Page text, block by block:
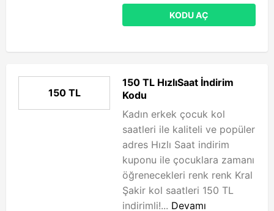
KODU AÇ
150 TL
150 TL HızlıSaat İndirim
Kodu
Kadın erkek çocuk kol
saatleri ile kaliteli ve popüler
adres Hızlı Saat indirim
kuponu ile çocuklara zamanı
öğrenecekleri renk renk Kral
Şakir kol saatleri 150 TL
indirimli!... Devamı